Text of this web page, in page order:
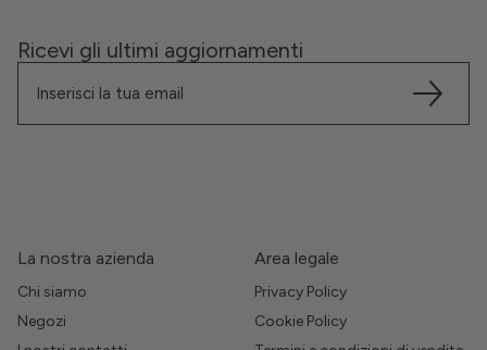
Ricevi gli ultimi aggiornamenti
La nostra azienda
Chi siamo
Negozi
Area legale
Privacy Policy
Cookie Policy